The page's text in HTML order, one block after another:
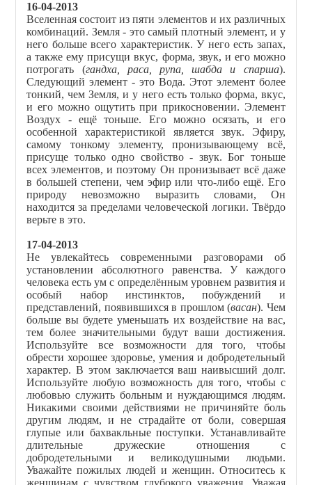
16-04-2013
Вселенная состоит из пяти элементов и их различных
комбинаций. Земля - это самый плотный элемент, и у
него больше всего характеристик. У него есть запах,
а также ему присущи вкус, форма, звук, и его можно
потрогать (гандха, раса, рупа, шабда и спарша).
Следующий элемент - это Вода. Этот элемент более
тонкий, чем Земля, и у него есть только форма, вкус,
и его можно ощутить при прикосновении. Элемент
Воздух - ещё тоньше. Его можно осязать, и его
особенной характеристикой является звук. Эфиру,
самому тонкому элементу, пронизывающему всё,
присуще только одно свойство - звук. Бог тоньше
всех элементов, и поэтому Он пронизывает всё даже
в большей степени, чем эфир или что-либо ещё. Его
природу невозможно выразить словами, Он
находится за пределами человеческой логики. Твёрдо
верьте в это.
17-04-2013
Не увлекайтесь современными разговорами об
установлении абсолютного равенства. У каждого
человека есть ум с определённым уровнем развития и
особый набор инстинктов, побуждений и
представлений, появившихся в прошлом (васан). Чем
больше вы будете уменьшать их воздействие на вас,
тем более значительными будут ваши достижения.
Используйте все возможности для того, чтобы
обрести хорошее здоровье, умения и добродетельный
характер. В этом заключается ваш наивысший долг.
Используйте любую возможность для того, чтобы с
любовью служить больным и нуждающимся людям.
Никакими своими действиями не причиняйте боль
другим людям, и не страдайте от боли, совершая
глупые или бахвакльные поступки. Устанавливайте
длительные дружеские отношения с
добродетельными и великодушными людьми.
Уважайте пожилых людей и женщин. Относитесь к
женщинам с чувством глубокого уважения. Уважая